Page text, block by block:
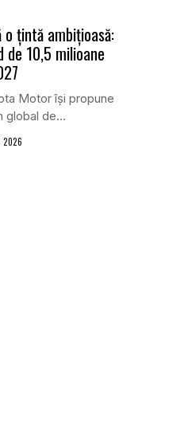
o țintă ambițioasă:
10,5 milioane
Motor își propune
global de...
2026